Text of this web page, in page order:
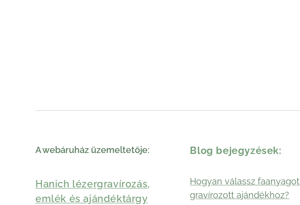
A webáruház üzemeltetője:
Hanich lézergravírozás,
emlék és ajándéktárgy
Blog bejegyzések:
Hogyan válassz faanyagot
gravírozott ajándékhoz?